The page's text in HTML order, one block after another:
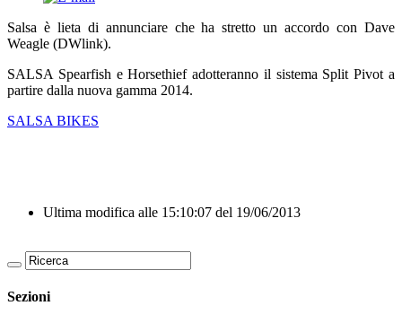
​Salsa è lieta di annunciare che ha stretto un accordo con Dave
Weagle (DWlink).
SALSA Spearfish e Horsethief adotteranno il sistema Split Pivot a
partire dalla nuova gamma 2014.
SALSA BIKES
Ultima modifica alle 15:10:07 del 19/06/2013
Sezioni